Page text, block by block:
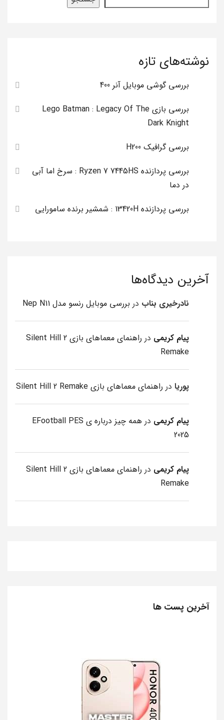
نوشته‌های تازه
بررسی گوشی موبایل آنر 400
بررسی بازی Lego Batman : Legacy Of The
Dark Knight
بررسی گرافیک H200
بررسی پردازنده Ryzen 7 7445HS : سرخ اما آبی
در دما
بررسی پردازنده 13420H : شمشیر برنده سامورایی
آخرین دیدگاه‌ها
نادرخیری بناب در بررسی موبایل رنسو مدل Nep N11
پیام کریمی در
راهنمای معماهای بازی Silent Hill 2
Remake
پوریا در راهنمای معماهای بازی Silent Hill 2 Remake
پیام کریمی در
همه چیز درباره ی EFootball PES
2025
پیام کریمی در
راهنمای معماهای بازی Silent Hill 2
Remake
آخرین پست ها